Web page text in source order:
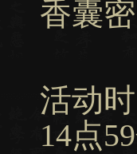
香囊
活动
14点